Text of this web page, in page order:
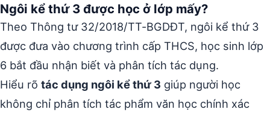
Ngôi kể thứ 3 được học ở lớp mấy?
Theo Thông tư 32/2018/TT-BGDĐT, ngôi kể thứ 3
được đưa vào chương trình cấp THCS, học sinh lớp
6 bắt đầu nhận biết và phân tích tác dụng.
Hiểu rõ tác dụng ngôi kể thứ 3 giúp người học
không chỉ phân tích tác phẩm văn học chính xác